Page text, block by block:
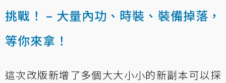
挑戰！ – 大量內功、時裝、裝備掉落，
等你來拿！
這次改版新增了多個大大小小的新副本可以探